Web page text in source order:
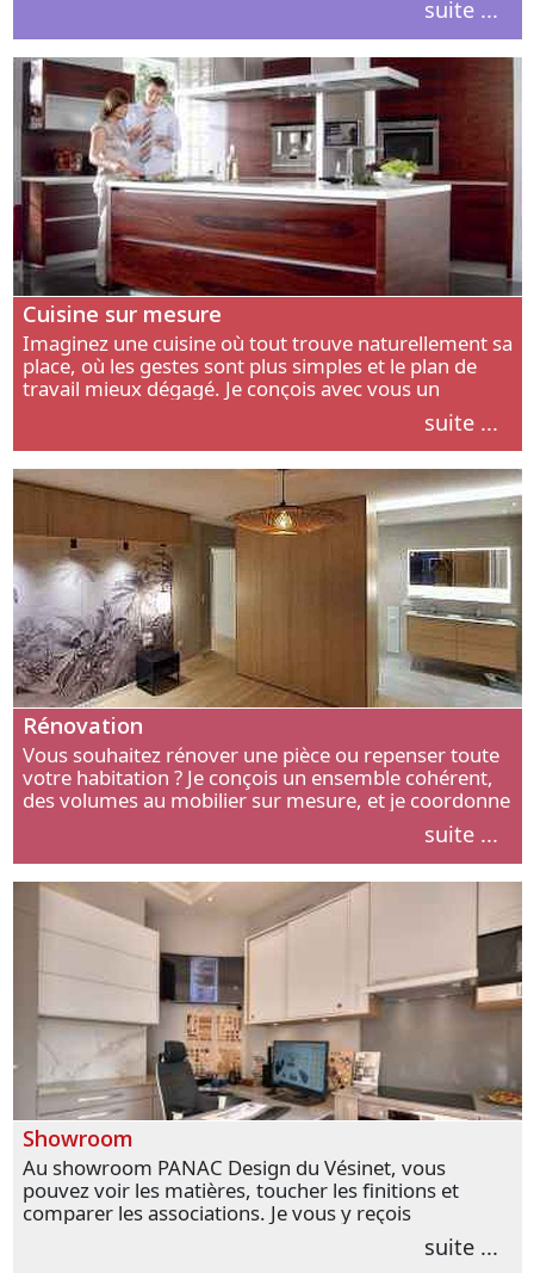
suite ...
Cuisine sur mesure
Imaginez une cuisine où tout trouve naturellement sa
place, où les gestes sont plus simples et le plan de
travail mieux dégagé. Je conçois avec vous un
aménagement adapté à votre manière de cuisiner, de
suite ...
Rénovation
Vous souhaitez rénover une pièce ou repenser toute
votre habitation ? Je conçois un ensemble cohérent,
des volumes au mobilier sur mesure, et je coordonne
suite ...
Showroom
Au showroom PANAC Design du Vésinet, vous
pouvez voir les matières, toucher les finitions et
comparer les associations. Je vous y reçois
personnellement pour parler de votre projet et
transformer vos premières idées en choix plussuite ...